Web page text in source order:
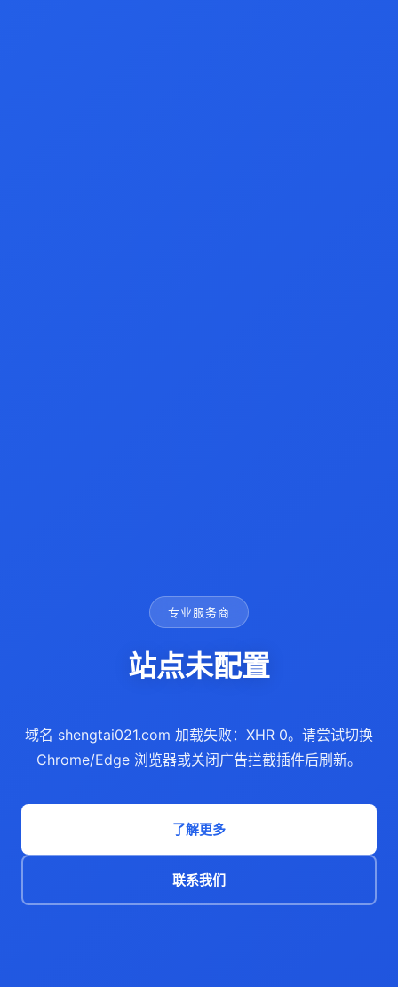
专业服务商
站点未配置
域名 shengtai021.com 加载失败：XHR 0。请尝试切换
Chrome/Edge 浏览器或关闭广告拦截插件后刷新。
了解更多
联系我们